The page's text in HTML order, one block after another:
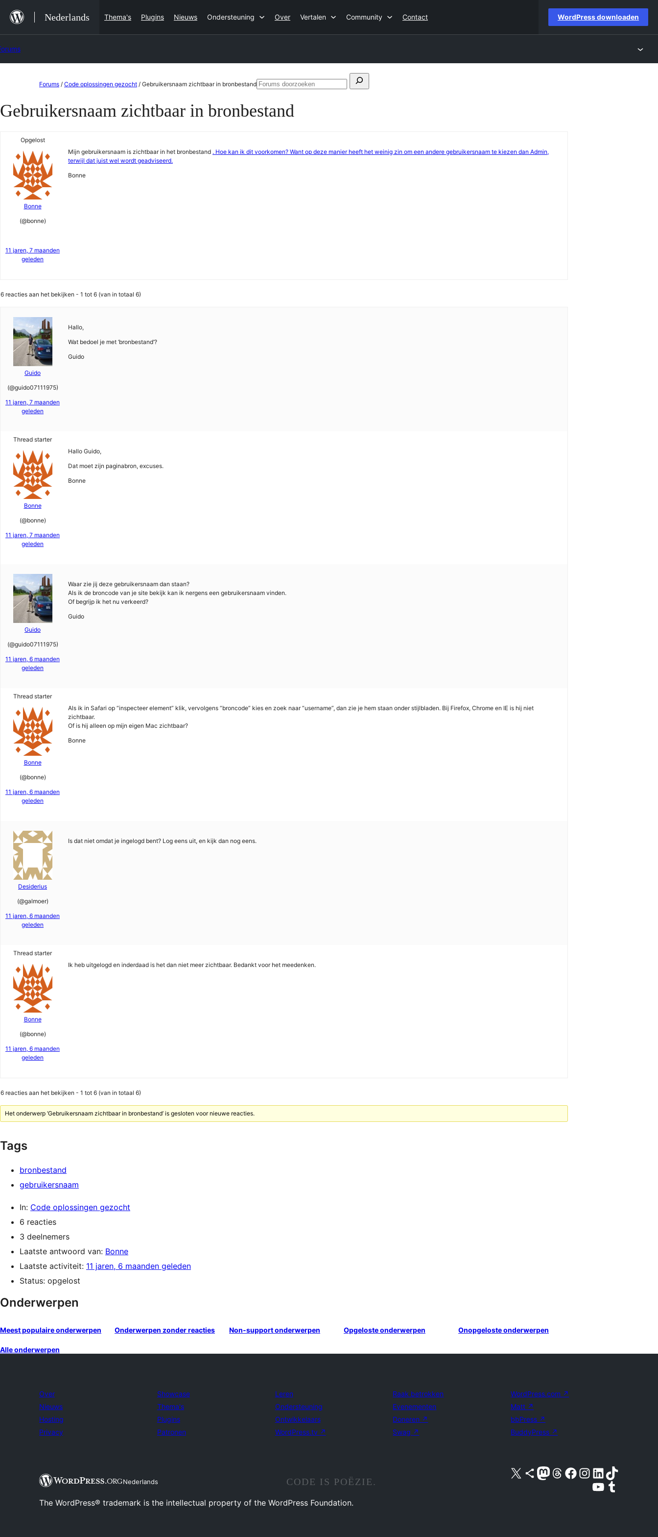
naar
de
inhoud
Nederlands Thema's Plugins Nieuws Ondersteuning Over Vertalen Community Contact WordPress downloaden
de
Forums / Code oplossingen gezocht / Gebruikersnaam zichtbaar in bronbestandZoeken
Forums
Gebruikersnaam zichtbaar in bronbestand
Opgelost
Bonne
(@bonne)
11 jaren, 7 maanden
geleden
Mijn gebruikersnaam is zichtbaar in het bronbestand . Hoe kan ik dit voorkomen? Want op deze manier heeft het weinig zin om een andere gebruikersnaam te kiezen dan Admin,
terwijl dat juist wel wordt geadviseerd.
Bonne
6 reacties aan het bekijken - 1 tot 6 (van in totaal 6)
Guido
(@guido07111975)
11 jaren, 7 maanden
geleden
Hallo,
Wat bedoel je met ‘bronbestand’?
Guido
Thread starter
Bonne
(@bonne)
11 jaren, 7 maanden
geleden
Hallo Guido,
Dat moet zijn paginabron, excuses.
Bonne
Guido
(@guido07111975)
11 jaren, 6 maanden
geleden
Waar zie jij deze gebruikersnaam dan staan?
Als ik de broncode van je site bekijk kan ik nergens een gebruikersnaam vinden.
Of begrijp ik het nu verkeerd?
Guido
Thread starter
Bonne
(@bonne)
11 jaren, 6 maanden
geleden
Als ik in Safari op “inspecteer element” klik, vervolgens “broncode” kies en zoek naar “username”, dan zie je hem staan onder stijlbladen. Bij Firefox, Chrome en IE is hij niet
zichtbaar.
Of is hij alleen op mijn eigen Mac zichtbaar?
Bonne
Desiderius
(@galmoer)
11 jaren, 6 maanden
geleden
Is dat niet omdat je ingelogd bent? Log eens uit, en kijk dan nog eens.
Thread starter
Bonne
(@bonne)
11 jaren, 6 maanden
geleden
Ik heb uitgelogd en inderdaad is het dan niet meer zichtbaar. Bedankt voor het meedenken.
6 reacties aan het bekijken - 1 tot 6 (van in totaal 6)
Het onderwerp ‘Gebruikersnaam zichtbaar in bronbestand’ is gesloten voor nieuwe reacties.
Tags
bronbestand
gebruikersnaam
In: Code oplossingen gezocht
6 reacties
3 deelnemers
Laatste antwoord van: Bonne
Laatste activiteit: 11 jaren, 6 maanden geleden
Status: opgelost
Onderwerpen
Meest populaire onderwerpen Onderwerpen zonder reacties Non-support onderwerpen Opgeloste onderwerpen Onopgeloste onderwerpen
Alle onderwerpen
Over
Nieuws
Hosting
Privacy
Showcase
Thema's
Plugins
Patronen
Leren
Ondersteuning
Ontwikkelaars
WordPress.tv ↗
Raak betrokken
Evenementen
Doneren ↗
Swag ↗
WordPress.com ↗
Matt ↗
bbPress ↗
BuddyPress ↗
Nederlands
Bezoek ons X (voorheen Twitter) account
Bezoek ons Bluesky account
Bezoek ons Mastodon account
Bezoek ons Threads account
Onze Facebook pagina bezoeken
Bezoek ons Instagram account
Bezoek ons LinkedIn account
Bezoek ons TikTok account
Bezoek ons YouTube kanaalBezoek ons Tumblr account
CODE IS POËZIE.
The WordPress® trademark is the intellectual property of the WordPress Foundation.